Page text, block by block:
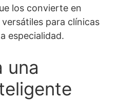
los convierte en
para clínicas
especialidad.
una